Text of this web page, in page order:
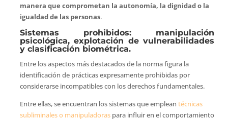
manera que comprometan la autonomía, la dignidad o la
igualdad de las personas.
Sistemas prohibidos: manipulación
psicológica, explotación de vulnerabilidades
y clasificación biométrica.
Entre los aspectos más destacados de la norma figura la
identificación de prácticas expresamente prohibidas por
considerarse incompatibles con los derechos fundamentales.
Entre ellas, se encuentran los sistemas que emplean técnicas
subliminales o manipuladoraspara influir en el comportamiento